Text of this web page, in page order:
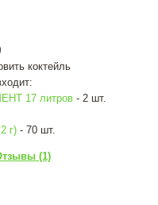
коктейль
17 литров - 2 шт.
г) - 70 шт.
(1)